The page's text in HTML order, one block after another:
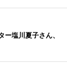
ー塩川夏子さん、